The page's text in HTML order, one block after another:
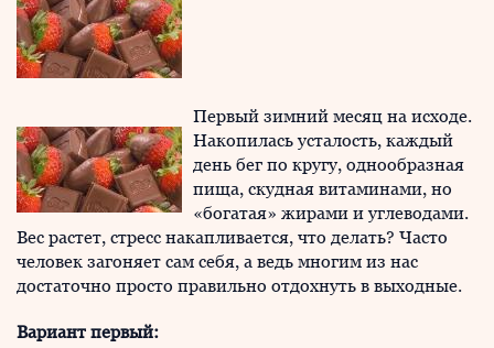
Первый зимний месяц на исходе.
Накопилась усталость, каждый
день бег по кругу, однообразная
пища, скудная витаминами, но
«богатая» жирами и углеводами.
Вес растет, стресс накапливается, что делать? Часто
человек загоняет сам себя, а ведь многим из нас
достаточно просто правильно отдохнуть в выходные.
Вариант первый: